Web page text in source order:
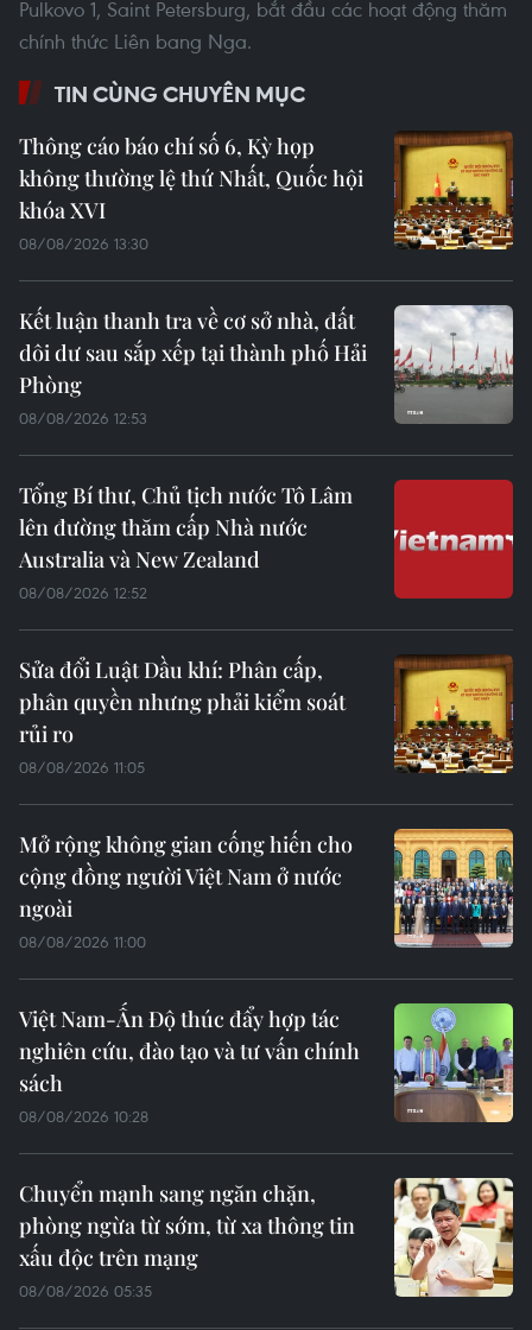
Pulkovo 1, Saint Petersburg, bắt đầu các hoạt động thăm
chính thức Liên bang Nga.
TIN CÙNG CHUYÊN MỤC
Thông cáo báo chí số 6, Kỳ họp
không thường lệ thứ Nhất, Quốc hội
khóa XVI
08/08/2026 13:30
Kết luận thanh tra về cơ sở nhà, đất
dôi dư sau sắp xếp tại thành phố Hải
Phòng
08/08/2026 12:53
Tổng Bí thư, Chủ tịch nước Tô Lâm
lên đường thăm cấp Nhà nước
Australia và New Zealand
08/08/2026 12:52
Sửa đổi Luật Dầu khí: Phân cấp,
phân quyền nhưng phải kiểm soát
rủi ro
08/08/2026 11:05
Mở rộng không gian cống hiến cho
cộng đồng người Việt Nam ở nước
ngoài
08/08/2026 11:00
Việt Nam-Ấn Độ thúc đẩy hợp tác
nghiên cứu, đào tạo và tư vấn chính
sách
08/08/2026 10:28
Chuyển mạnh sang ngăn chặn,
phòng ngừa từ sớm, từ xa thông tin
xấu độc trên mạng
08/08/2026 05:35